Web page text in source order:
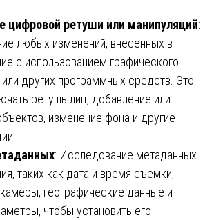
цифровой ретуши или манипуляций:
любых изменений, внесенных в
с использованием графического
других программных средств. Это
ретушь лиц, добавление или
изменение фона и другие
: Исследование метаданных
таких как дата и время съемки,
географические данные и
чтобы установить его